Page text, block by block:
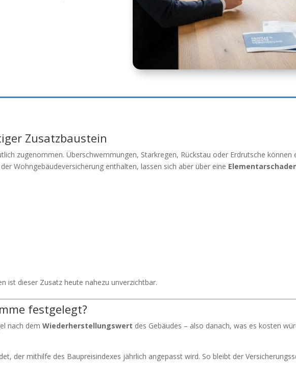
Zusatzbaustein
zugenommen. Überschwemmungen, Starkregen, Rückstau oder Erdrutsche können
Wohngebäudeversicherung enthalten, lassen sich aber über eine
ist dieser Zusatz heute nahezu unverzichtbar.
festgelegt?
nach demWiederherstellungswert des Gebäudes – also danach, was es kosten
der mithilfe des Baupreisindexes jährlich angepasst wird. So bleibt der